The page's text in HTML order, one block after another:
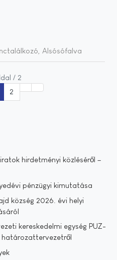
Alsósófalva
2
/ 2
hirdetményi közléséről –
pénzügyi kimutatása
község 2026. évi helyi
kereskedelmi egység PUZ-
határozattervezetről